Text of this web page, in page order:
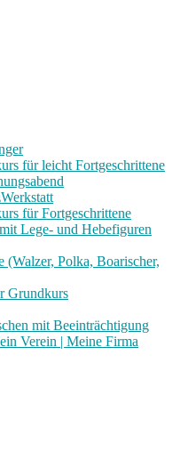
für leicht Fortgeschrittene
für Fortgeschrittene
Lege- und Hebefiguren
(Walzer, Polka, Boarischer,
Grundkurs
mit Beeinträchtigung
Verein | Meine Firma